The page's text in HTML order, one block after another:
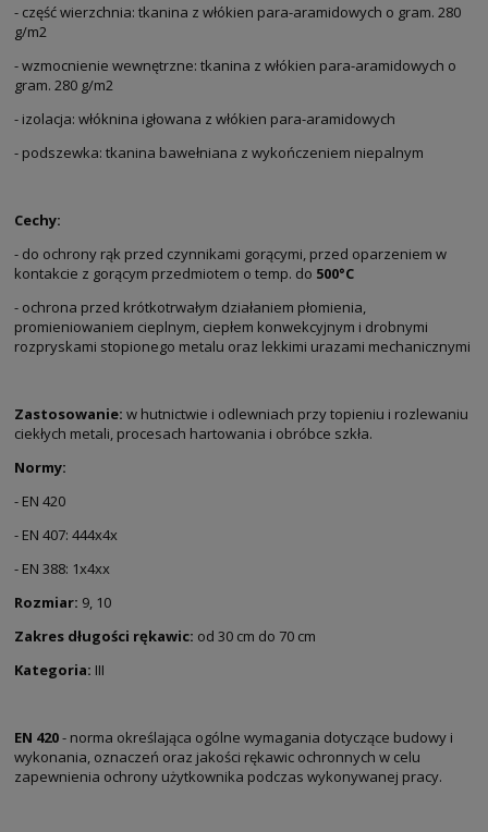
- część wierzchnia: tkanina z włókien para-aramidowych o gram. 280
g/m2
- wzmocnienie wewnętrzne: tkanina z włókien para-aramidowych o
gram. 280 g/m2
- izolacja: włóknina igłowana z włókien para-aramidowych
- podszewka: tkanina bawełniana z wykończeniem niepalnym
Cechy:
- do ochrony rąk przed czynnikami gorącymi, przed oparzeniem w
kontakcie z gorącym przedmiotem o temp. do 500°C
- ochrona przed krótkotrwałym działaniem płomienia,
promieniowaniem cieplnym, ciepłem konwekcyjnym i drobnymi
rozpryskami stopionego metalu oraz lekkimi urazami mechanicznymi
Zastosowanie: w hutnictwie i odlewniach przy topieniu i rozlewaniu
ciekłych metali, procesach hartowania i obróbce szkła.
Normy:
- EN 420
- EN 407: 444x4x
- EN 388: 1x4xx
Rozmiar: 9, 10
Zakres długości rękawic: od 30 cm do 70 cm
Kategoria: III
EN 420- norma określająca ogólne wymagania dotyczące budowy i
wykonania, oznaczeń oraz jakości rękawic ochronnych w celu
zapewnienia ochrony użytkownika podczas wykonywanej pracy.